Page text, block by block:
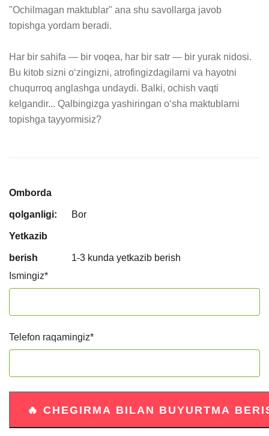
"Ochilmagan maktublar" ana shu savollarga javob
topishga yordam beradi.
Har bir sahifa — bir voqea, har bir satr — bir yurak nidosi.
Bu kitob sizni o‘zingizni, atrofingizdagilarni va hayotni
chuqurroq anglashga undaydi. Balki, ochish vaqti
kelgandir... Qalbingizga yashiringan o‘sha maktublarni
topishga tayyormisiz?
Omborda
qolganligi: Bor
Yetkazib
berish
1-3 kunda yetkazib berish
Ismingiz*
Telefon raqamingiz*